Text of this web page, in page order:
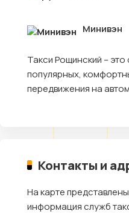
Минивэн
Такси Рощинский –
популярных,
передвижения на
Контакты и
На карте
информация служб